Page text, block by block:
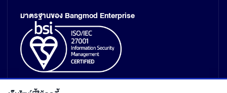
มาตรฐานของ Bangmod Enterprise